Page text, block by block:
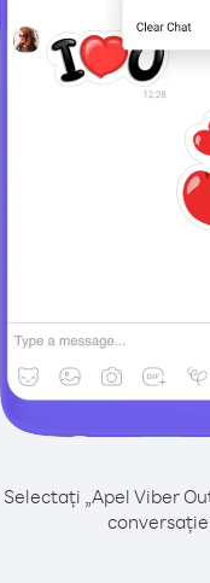
Selectați „Apel Viber